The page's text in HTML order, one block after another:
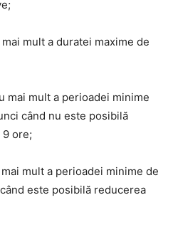
mult a duratei maxime de
mai mult a perioadei minime
când nu este posibilă
9 ore;
mult a perioadei minime de
este posibilă reducerea